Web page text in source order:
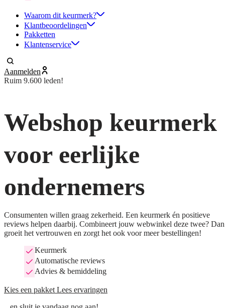
Waarom dit keurmerk?
Klantbeoordelingen
Pakketten
Klantenservice
Aanmelden
Ruim 9.600 leden!
Webshop keurmerk
voor eerlijke
ondernemers
Consumenten willen graag zekerheid. Een keurmerk én positieve
reviews helpen daarbij. Combineert jouw webwinkel deze twee? Dan
groeit het vertrouwen en zorgt het ook voor meer bestellingen!
Keurmerk
Automatische reviews
Advies & bemiddeling
Kies een pakket Lees ervaringen